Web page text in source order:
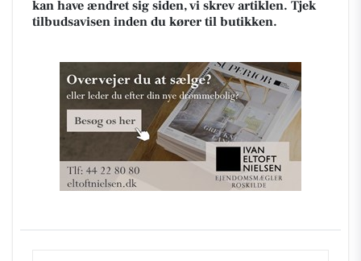
kan have ændret sig siden, vi skrev artiklen. Tjek
tilbudsavisen inden du kører til butikken.